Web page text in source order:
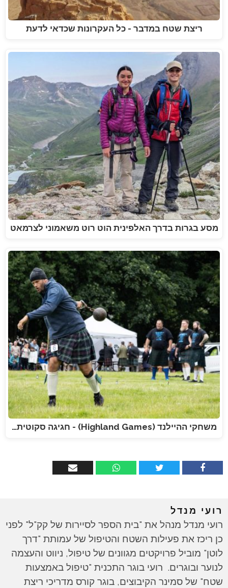
ריצת שטח במדבר - כל העקרונות שכדאי לדעת
מסע בגרות בדרך האלפינית הוט רוט משאמוני לצרמאט
משחקי ההיילנד (Highland Games) - חגיגה סקוטית…
רועי מנדל
רועי מנדל מנהל את "בית הספר לסיירות של קק"ל" לפני
כן ריכז את פעילות השטח והטיפול של עמותת "דרך
לוטן" מוביל פרויקטים מגוונים של טיפול, ניווט והעצמה
לנוער ובוגרים. רועי בוגר התכנית "טיפול באמצעות
שטח" של סמינר הקיבוצים, בוגר קורס מדריכי ריצת